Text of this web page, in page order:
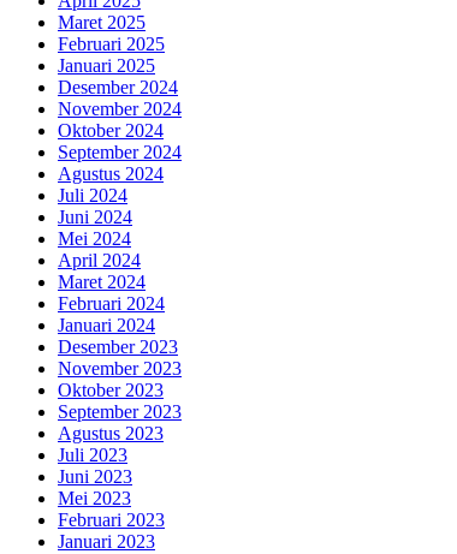
Maret 2025
Februari 2025
Januari 2025
Desember 2024
November 2024
Oktober 2024
September 2024
Agustus 2024
Juli 2024
Juni 2024
Mei 2024
April 2024
Maret 2024
Februari 2024
Januari 2024
Desember 2023
November 2023
Oktober 2023
September 2023
Agustus 2023
Juli 2023
Juni 2023
Mei 2023
Februari 2023
Januari 2023